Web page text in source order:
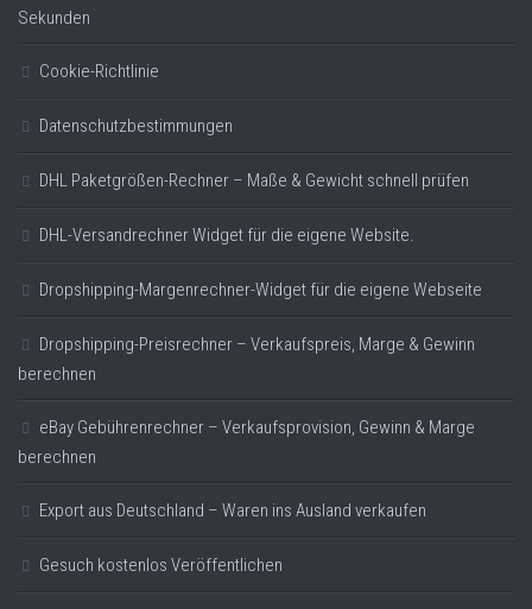
Sekunden
Cookie-Richtlinie
Datenschutzbestimmungen
DHL Paketgrößen-Rechner – Maße & Gewicht schnell prüfen
DHL-Versandrechner Widget für die eigene Website.
Dropshipping-Margenrechner-Widget für die eigene Webseite
Dropshipping-Preisrechner – Verkaufspreis, Marge & Gewinn
berechnen
eBay Gebührenrechner – Verkaufsprovision, Gewinn & Marge
berechnen
Export aus Deutschland – Waren ins Ausland verkaufen
Gesuch kostenlos Veröffentlichen